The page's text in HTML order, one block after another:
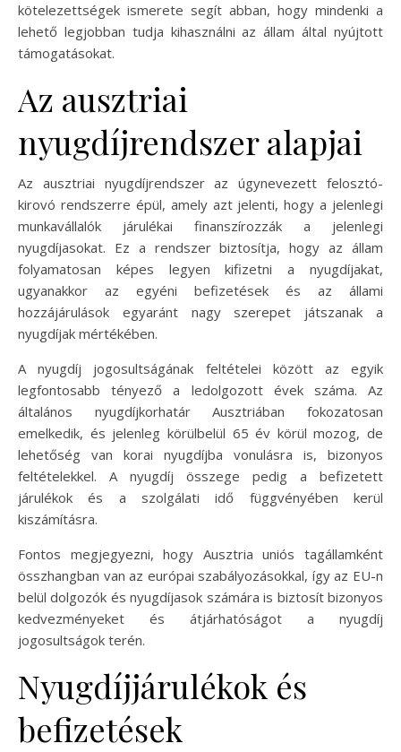
kötelezettségek ismerete segít abban, hogy mindenki a
lehető legjobban tudja kihasználni az állam által nyújtott
támogatásokat.
Az ausztriai
nyugdíjrendszer alapjai
Az ausztriai nyugdíjrendszer az úgynevezett felosztó-
kirovó rendszerre épül, amely azt jelenti, hogy a jelenlegi
munkavállalók járulékai finanszírozzák a jelenlegi
nyugdíjasokat. Ez a rendszer biztosítja, hogy az állam
folyamatosan képes legyen kifizetni a nyugdíjakat,
ugyanakkor az egyéni befizetések és az állami
hozzájárulások egyaránt nagy szerepet játszanak a
nyugdíjak mértékében.
A nyugdíj jogosultságának feltételei között az egyik
legfontosabb tényező a ledolgozott évek száma. Az
általános nyugdíjkorhatár Ausztriában fokozatosan
emelkedik, és jelenleg körülbelül 65 év körül mozog, de
lehetőség van korai nyugdíjba vonulásra is, bizonyos
feltételekkel. A nyugdíj összege pedig a befizetett
járulékok és a szolgálati idő függvényében kerül
kiszámításra.
Fontos megjegyezni, hogy Ausztria uniós tagállamként
összhangban van az európai szabályozásokkal, így az EU-n
belül dolgozók és nyugdíjasok számára is biztosít bizonyos
kedvezményeket és átjárhatóságot a nyugdíj
jogosultságok terén.
Nyugdíjjárulékok és
befizetések